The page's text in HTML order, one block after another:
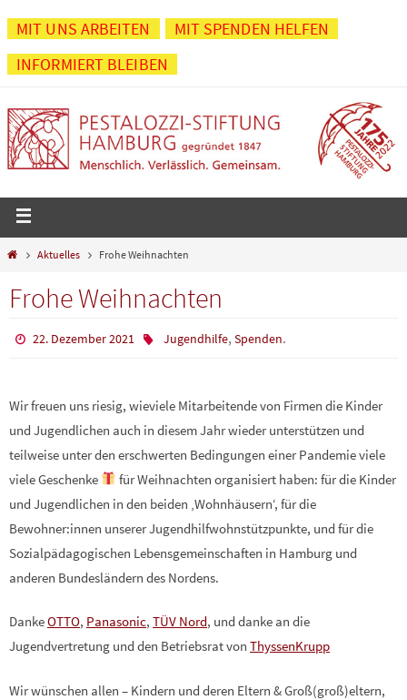
Zum
Inhalt
springen
MIT UNS ARBEITEN
MIT SPENDEN HELFEN
INFORMIERT BLEIBEN
StartAktuelles Frohe Weihnachten
Frohe Weihnachten
22. Dezember 2021 Jugendhilfe, Spenden.
Wir freuen uns riesig, wieviele Mitarbeitende von Firmen die Kinder
und Jugendlichen auch in diesem Jahr wieder unterstützen und
teilweise unter den erschwerten Bedingungen einer Pandemie viele
viele Geschenke
für Weihnachten organisiert haben: für die Kinder
und Jugendlichen in den beiden ‚Wohnhäusern‘, für die
Bewohner:innen unserer Jugendhilfwohnstützpunkte, und für die
Sozialpädagogischen Lebensgemeinschaften in Hamburg und
anderen Bundesländern des Nordens.
DankeOTTO, Panasonic, TÜV Nord, und danke an die
Jugendvertretung und den Betriebsrat von ThyssenKrupp
Wir wünschen allen – Kindern und deren Eltern & Groß(groß)eltern,